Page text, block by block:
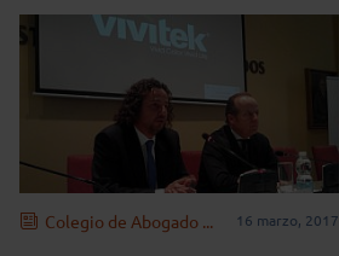
Colegio de Abogado ... 16 marzo, 2017